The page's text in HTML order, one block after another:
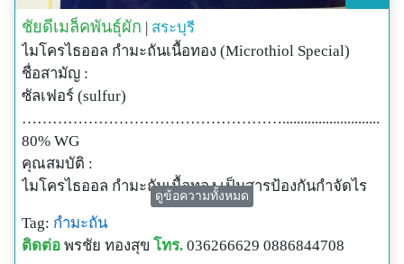
ชัยดีเมล็คพันธุ์ผัก
สระบุรี
ไมโครไธออล กำมะถันเนื้อทอง (Microthiol Special)
ชื่อสามัญ :
ซัลเฟอร์ (sulfur)
……………………………………………...........................
80% WG
คุณสมบัติ :
ไมโครไธออล กำมะถันเนื้อทอง เป็นสารป้องกันกำจัดไร
ศัตรูพืช เช่น ไรแดงมะม่วง Oligonychus mangiferus
(Rahman and Sapra) ในองุ่น เป็นกำมะถันชนิดเม็ด
ละเอียด ละลายน้ำง่ายอย่างรวดเร็วไม่อุดตันหัวฉีด ใช้
ดูข้อความทั้งหมด
Tag: กำมะถัน
ติดต่อ พรชัย ทองสุข โทร. 036266629 0886844708